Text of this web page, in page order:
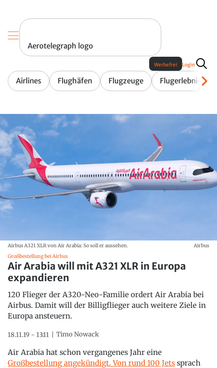
Aerotelegraph logo
Airlines Flughäfen Flugzeuge Flugerlebnis
Werbefrei Login
Airbus A321 XLR von Air Arabia: So soll er aussehen.
Airbus
Großbestellung bei Airbus
Air Arabia will mit A321 XLR in Europa
expandieren
120 Flieger der A320-Neo-Familie ordert Air Arabia bei
Airbus. Damit will der Billigflieger auch weitere Ziele in
Europa ansteuern.
18.11.19 - 13:11 Timo Nowack
Air Arabia hat schon vergangenes Jahr eine
Großbestellung angekündigt. Von rund 100 Jets sprach